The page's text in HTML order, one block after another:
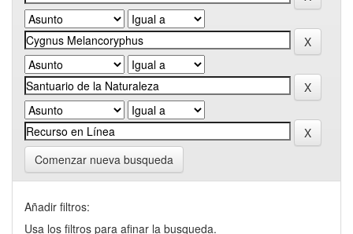
Comenzar nueva busqueda
Añadir filtros:
Usa los filtros para afinar la busqueda.